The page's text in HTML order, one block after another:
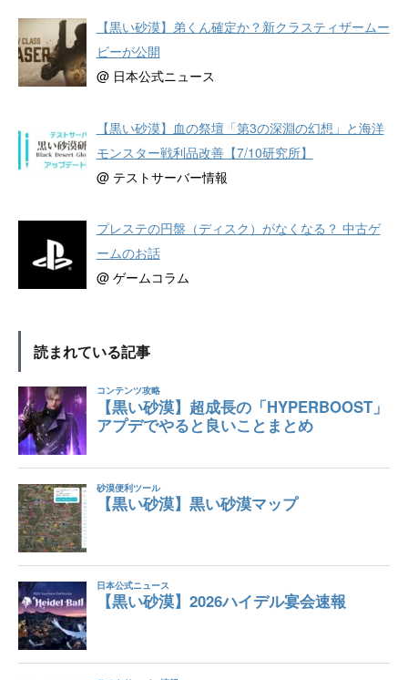
【黒い砂漠】弟くん確定か？新クラスティザームー
ビーが公開
@ 日本公式ニュース
【黒い砂漠】血の祭壇「第3の深淵の幻想」と海洋
モンスター戦利品改善【7/10研究所】
@ テストサーバー情報
プレステの円盤（ディスク）がなくなる？ 中古ゲ
ームのお話
@ ゲームコラム
読まれている記事